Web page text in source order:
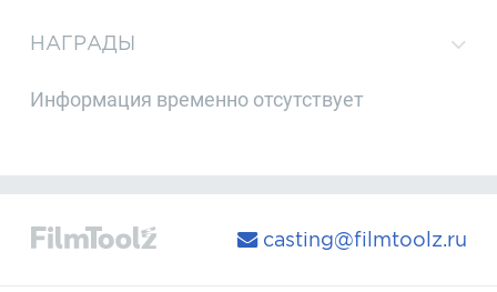
НАГРАДЫ
Информация временно отсутствует
casting@filmtoolz.ru